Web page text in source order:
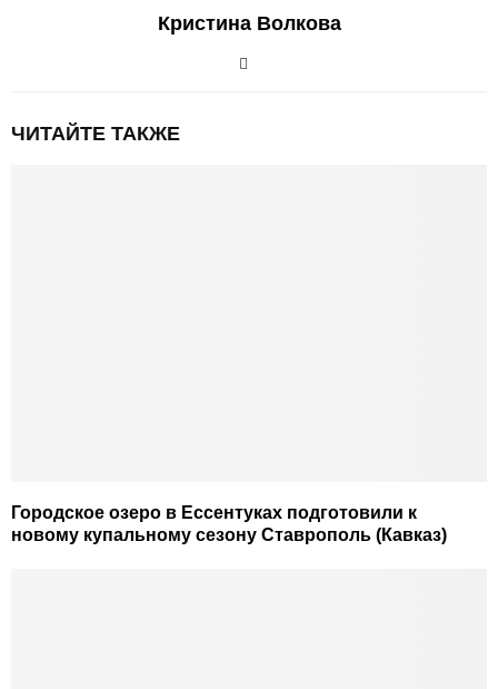
Кристина Волкова
ЧИТАЙТЕ ТАКЖЕ
Городское озеро в Ессентуках подготовили к
новому купальному сезону Ставрополь (Кавказ)